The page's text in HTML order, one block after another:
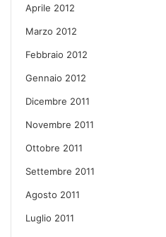
Aprile 2012
Marzo 2012
Febbraio 2012
Gennaio 2012
Dicembre 2011
Novembre 2011
Ottobre 2011
Settembre 2011
Agosto 2011
Luglio 2011